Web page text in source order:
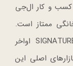
کسب و کار ال‌جی
ممتاز است.
آشپرخانه توکار ال‌جی SIGNATURE KITCHEN SUITE اواخر
اصلی این